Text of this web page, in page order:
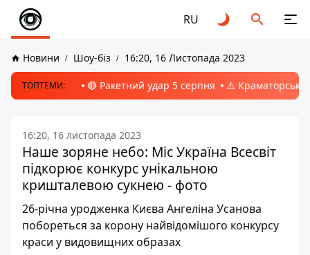
RU
Новини Шоу-біз 16:20, 16 Листопада 2023
ТОПТЕМИ: 🔴 Ракетний удар 5 серпня ⚠️ Краматорськ,
16:20, 16 листопада 2023
Наше зоряне небо: Міс Україна Всесвіт
підкорює конкурс унікальною
кришталевою сукнею - фото
26-річна уродженка Києва Ангеліна Усанова
побореться за корону найвідомішого конкурсу
краси у видовищних образах